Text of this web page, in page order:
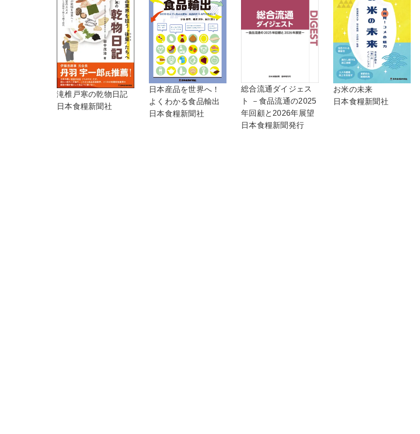
滝椎戸寒の乾物日記
日本食糧新聞社
日本産品を世界へ！
よくわかる食品輸出
日本食糧新聞社
総合流通ダイジェス
ト －食品流通の2025
年回顧と2026年展望
日本食糧新聞発行
お米の未来
日本食糧新聞社